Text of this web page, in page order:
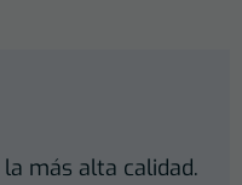
más alta calidad.